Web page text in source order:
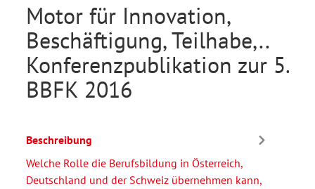
Motor für Innovation,
Beschäftigung, Teilhabe,..
Konferenzpublikation zur 5.
BBFK 2016
Beschreibung
Welche Rolle die Berufsbildung in Österreich,
Deutschland und der Schweiz übernehmen kann,